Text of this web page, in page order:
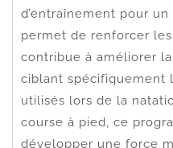
d’entraînement pour
permet de renforcer
contribue à améliorer
ciblant spécifiquement
utilisés lors de la
course à pied, ce
développer une force